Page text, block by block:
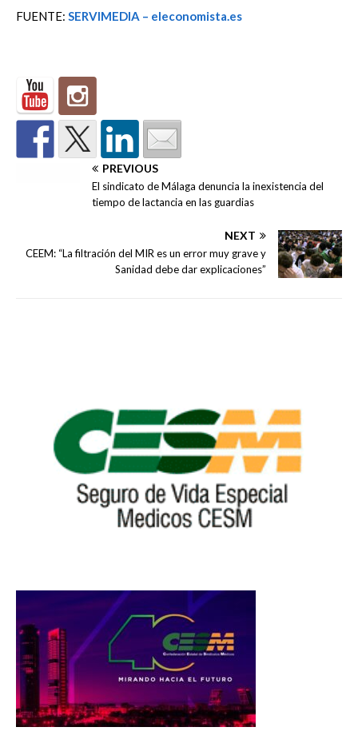
FUENTE: SERVIMEDIA – eleconomista.es
PREVIOUS
El sindicato de Málaga denuncia la inexistencia del
tiempo de lactancia en las guardias
NEXT
CEEM: “La filtración del MIR es un error muy grave y
Sanidad debe dar explicaciones”